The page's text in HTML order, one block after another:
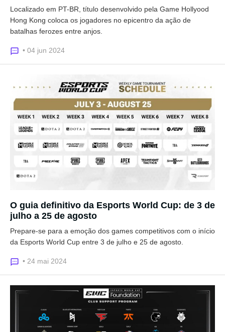
Localizado em PT-BR, título desenvolvido pela Game Hollyood
Hong Kong coloca os jogadores no epicentro da ação de
batalhas ferozes entre anjos.
• 04 jun 2024
O guia definitivo da Esports World Cup: de 3 de
julho a 25 de agosto
Prepare-se para a emoção dos games competitivos com o início
da Esports World Cup entre 3 de julho e 25 de agosto.
• 24 mai 2024